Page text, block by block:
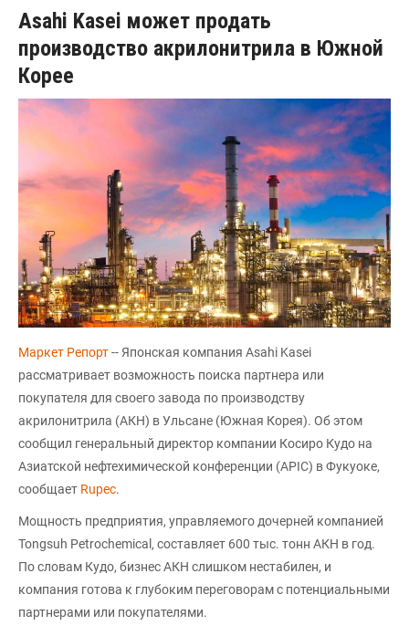
Asahi Kasei может продать
производство акрилонитрила в Южной
Корее
Маркет Репорт-- Японская компания Asahi Kasei
рассматривает возможность поиска партнера или
покупателя для своего завода по производству
акрилонитрила (АКН) в Ульсане (Южная Корея). Об этом
сообщил генеральный директор компании Косиро Кудо на
Азиатской нефтехимической конференции (APIC) в Фукуоке,
сообщает Rupec.
Мощность предприятия, управляемого дочерней компанией
Tongsuh Petrochemical, составляет 600 тыс. тонн АКН в год.
По словам Кудо, бизнес АКН слишком нестабилен, и
компания готова к глубоким переговорам с потенциальными
партнерами или покупателями.